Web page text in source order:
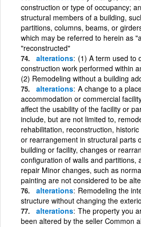
construction or type of occupancy;
structural members of a building,
partitions, columns, beams, or
which may be referred to herein as
"reconstructed"
alterations (1) A term used to
construction work performed within
(2) Remodeling without a building
alterations A change to a
accommodation or commercial
affect the usability of the facility or
include, but are not limited to,
rehabilitation, reconstruction,
or rearrangement in structural parts
building or facility, changes or
configuration of walls and partitions,
repair Minor changes, such as
painting are not considered to be
alterations Remodeling the
structure without changing the
alterations The property you
been altered by the seller Common